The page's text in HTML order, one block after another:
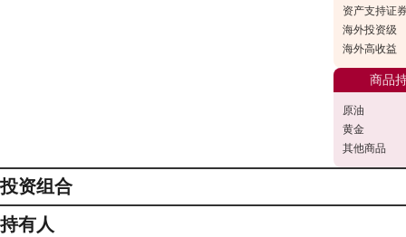
资产支持证
海外投资级
海外高收益
商品
原油
黄金
其他商品
投资组合
持有人